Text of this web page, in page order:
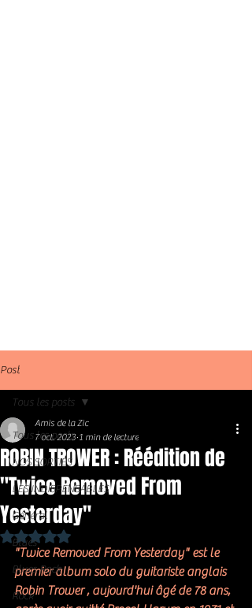
Post
Tous les posts
NOS SORTIES
LES INDISPENSABLES
Général
Blues
Blues Rock
Rock
Tous les posts
ROBIN TROWER : Réédition de
"Twice Removed From
Yesterday"
Amis de la Zic
7 oct. 2023 1 min de lecture
Noté NaN étoiles sur 5.
"Twice Removed From Yesterday" est le
premier album solo du guitariste anglais
Robin Trower , aujourd'hui âgé de 78 ans,